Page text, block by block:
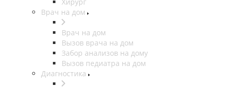
Врач на дом
Врач на дом
Вызов врача на дом
Забор анализов на дому
Вызов педиатра на дом
Диагностика